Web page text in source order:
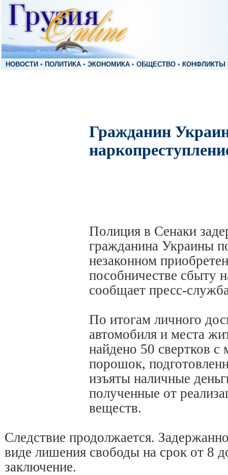
НОВОСТИ • ПОЛИТИКА • ЭКОНОМИКА • ОБЩЕСТВО • КОНФЛИКТЫ
Гражданин
Полиция в Сенаки
гражданина Украины
незаконном
пособничестве сбыту
сообщает пресс-
По итогам личного
автомобиля и места
найдено 50 свертков
порошок,
изъяты наличные
полученные от
веществ.
Следствие продолжается.
виде лишения свободы на срок от 8
заключение.